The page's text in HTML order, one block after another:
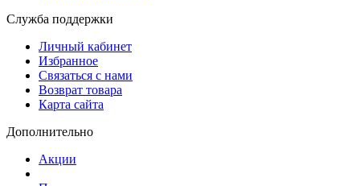
Служба поддержки
Личный кабинет
Избранное
Связаться с нами
Возврат товара
Карта сайта
Дополнительно
Акции